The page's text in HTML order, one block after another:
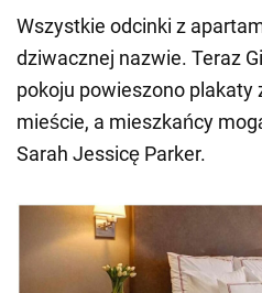
Wszystkie odcinki z
dziwacznej nazwie. Teraz
pokoju powieszono plakaty
mieście, a mieszkańcy
Sarah Jessicę Parker.